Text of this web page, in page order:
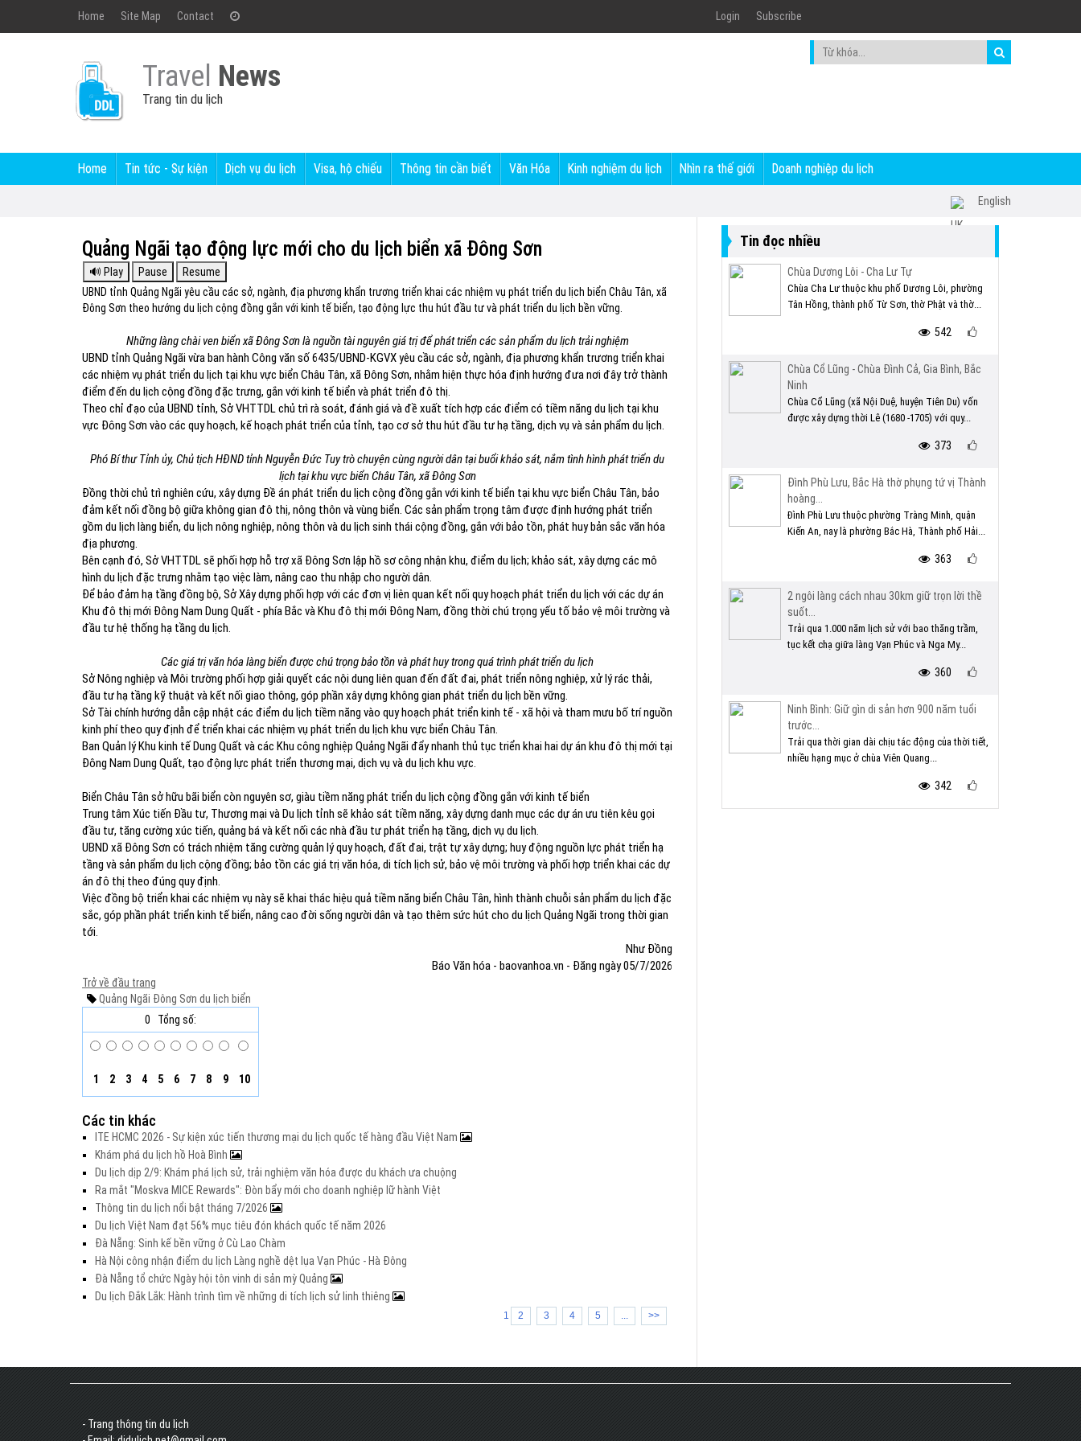
Home Site Map Contact Login Subscribe
Travel News
Trang tin du lịch
Home Tin tức - Sự kiện Dịch vụ du lịch Visa, hộ chiếu Thông tin cần biết Văn Hóa Kinh nghiệm du lịch Nhìn ra thế giới Doanh nghiệp du lịch
English
Quảng Ngãi tạo động lực mới cho du lịch biển xã Đông Sơn
UBND tỉnh Quảng Ngãi yêu cầu các sở, ngành, địa phương khẩn trương triển khai các nhiệm vụ phát triển du lịch biển Châu Tân, xã
Đông Sơn theo hướng du lịch cộng đồng gắn với kinh tế biển, tạo động lực thu hút đầu tư và phát triển du lịch bền vững.
Những làng chài ven biển xã Đông Sơn là nguồn tài nguyên giá trị để phát triển các sản phẩm du lịch trải nghiệm
UBND tỉnh Quảng Ngãi vừa ban hành Công văn số 6435/UBND-KGVX yêu cầu các sở, ngành, địa phương khẩn trương triển khai
các nhiệm vụ phát triển du lịch tại khu vực biển Châu Tân, xã Đông Sơn, nhằm hiện thực hóa định hướng đưa nơi đây trở thành
điểm đến du lịch cộng đồng đặc trưng, gắn với kinh tế biển và phát triển đô thị.
Theo chỉ đạo của UBND tỉnh, Sở VHTTDL chủ trì rà soát, đánh giá và đề xuất tích hợp các điểm có tiềm năng du lịch tại khu
vực Đông Sơn vào các quy hoạch, kế hoạch phát triển của tỉnh, tạo cơ sở thu hút đầu tư hạ tầng, dịch vụ và sản phẩm du lịch.
Phó Bí thư Tỉnh ủy, Chủ tịch HĐND tỉnh Nguyễn Đức Tuy trò chuyện cùng người dân tại buổi khảo sát, nắm tình hình phát triển du
lịch tại khu vực biển Châu Tân, xã Đông Sơn
Đồng thời chủ trì nghiên cứu, xây dựng Đề án phát triển du lịch cộng đồng gắn với kinh tế biển tại khu vực biển Châu Tân, bảo
đảm kết nối đồng bộ giữa không gian đô thị, nông thôn và vùng biển. Các sản phẩm trọng tâm được định hướng phát triển
gồm du lịch làng biển, du lịch nông nghiệp, nông thôn và du lịch sinh thái cộng đồng, gắn với bảo tồn, phát huy bản sắc văn hóa
địa phương.
Bên cạnh đó, Sở VHTTDL sẽ phối hợp hỗ trợ xã Đông Sơn lập hồ sơ công nhận khu, điểm du lịch; khảo sát, xây dựng các mô
hình du lịch đặc trưng nhằm tạo việc làm, nâng cao thu nhập cho người dân.
Để bảo đảm hạ tầng đồng bộ, Sở Xây dựng phối hợp với các đơn vị liên quan kết nối quy hoạch phát triển du lịch với các dự án
Khu đô thị mới Đông Nam Dung Quất - phía Bắc và Khu đô thị mới Đông Nam, đồng thời chú trọng yếu tố bảo vệ môi trường và
đầu tư hệ thống hạ tầng du lịch.
Các giá trị văn hóa làng biển được chú trọng bảo tồn và phát huy trong quá trình phát triển du lịch
Sở Nông nghiệp và Môi trường phối hợp giải quyết các nội dung liên quan đến đất đai, phát triển nông nghiệp, xử lý rác thải,
đầu tư hạ tầng kỹ thuật và kết nối giao thông, góp phần xây dựng không gian phát triển du lịch bền vững.
Sở Tài chính hướng dẫn cập nhật các điểm du lịch tiềm năng vào quy hoạch phát triển kinh tế - xã hội và tham mưu bố trí nguồn
kinh phí theo quy định để triển khai các nhiệm vụ phát triển du lịch khu vực biển Châu Tân.
Ban Quản lý Khu kinh tế Dung Quất và các Khu công nghiệp Quảng Ngãi đẩy nhanh thủ tục triển khai hai dự án khu đô thị mới tại
Đông Nam Dung Quất, tạo động lực phát triển thương mại, dịch vụ và du lịch khu vực.
Biển Châu Tân sở hữu bãi biển còn nguyên sơ, giàu tiềm năng phát triển du lịch cộng đồng gắn với kinh tế biển
Trung tâm Xúc tiến Đầu tư, Thương mại và Du lịch tỉnh sẽ khảo sát tiềm năng, xây dựng danh mục các dự án ưu tiên kêu gọi
đầu tư, tăng cường xúc tiến, quảng bá và kết nối các nhà đầu tư phát triển hạ tầng, dịch vụ du lịch.
UBND xã Đông Sơn có trách nhiệm tăng cường quản lý quy hoạch, đất đai, trật tự xây dựng; huy động nguồn lực phát triển hạ
tầng và sản phẩm du lịch cộng đồng; bảo tồn các giá trị văn hóa, di tích lịch sử, bảo vệ môi trường và phối hợp triển khai các dự
án đô thị theo đúng quy định.
Việc đồng bộ triển khai các nhiệm vụ này sẽ khai thác hiệu quả tiềm năng biển Châu Tân, hình thành chuỗi sản phẩm du lịch đặc
sắc, góp phần phát triển kinh tế biển, nâng cao đời sống người dân và tạo thêm sức hút cho du lịch Quảng Ngãi trong thời gian
tới.
Như Đồng
Báo Văn hóa - baovanhoa.vn - Đăng ngày 05/7/2026
Trở về đầu trang
Quảng Ngãi Đông Sơn du lịch biển
0
Tổng số:
1 2 3 4 5 6 7 8 9 10
Các tin khác
ITE HCMC 2026 - Sự kiện xúc tiến thương mại du lịch quốc tế hàng đầu Việt Nam
Khám phá du lịch hồ Hoà Bình
Du lịch dịp 2/9: Khám phá lịch sử, trải nghiệm văn hóa được du khách ưa chuộng
Ra mắt "Moskva MICE Rewards": Đòn bẩy mới cho doanh nghiệp lữ hành Việt
Thông tin du lịch nổi bật tháng 7/2026
Du lịch Việt Nam đạt 56% mục tiêu đón khách quốc tế năm 2026
Đà Nẵng: Sinh kế bền vững ở Cù Lao Chàm
Hà Nội công nhận điểm du lịch Làng nghề dệt lụa Vạn Phúc - Hà Đông
Đà Nẵng tổ chức Ngày hội tôn vinh di sản mỳ Quảng
Du lịch Đắk Lắk: Hành trình tìm về những di tích lịch sử linh thiêng
1 2 3 4 5 ... >>
Tin đọc nhiều
Chùa Dương Lôi - Cha Lư Tự
Chùa Cha Lư thuộc khu phố Dương Lôi, phường
Tân Hồng, thành phố Từ Sơn, thờ Phật và thờ...
542
Chùa Cổ Lũng - Chùa Đình Cả, Gia Bình, Bắc
Ninh
Chùa Cổ Lũng (xã Nội Duệ, huyện Tiên Du) vốn
được xây dựng thời Lê (1680 -1705) với quy...
373
Đình Phù Lưu, Bắc Hà thờ phụng tứ vị Thành
hoàng...
Đình Phù Lưu thuộc phường Tràng Minh, quận
Kiến An, nay là phường Bắc Hà, Thành phố Hải...
363
2 ngôi làng cách nhau 30km giữ trọn lời thề
suốt...
Trải qua 1.000 năm lịch sử với bao thăng trầm,
tục kết chạ giữa làng Vạn Phúc và Nga My...
360
Ninh Bình: Giữ gìn di sản hơn 900 năm tuổi
trước...
Trải qua thời gian dài chịu tác động của thời tiết,
nhiều hạng mục ở chùa Viên Quang...
342
- Trang thông tin du lịch